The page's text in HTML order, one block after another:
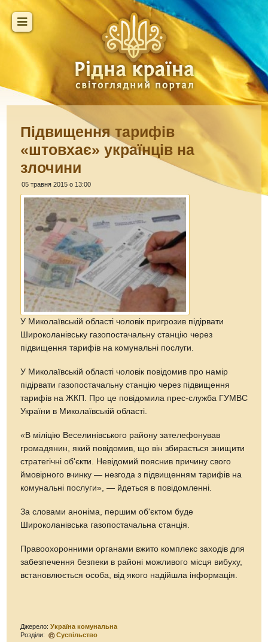
Підвищення тарифів
«штовхає» українців на
злочини
05 травня 2015 о 13:00
У Миколаївській області чоловік пригрозив підірвати
Широколанівську газопостачальну станцію через
підвищення тарифів на комунальні послуги.
У Миколаївській області чоловік повідомив про намір
підірвати газопостачальну станцію через підвищення
тарифів на ЖКП. Про це повідомила прес-служба ГУМВС
України в Миколаївській області.
«В міліцію Веселинівського району зателефонував
громадянин, який повідомив, що він збирається знищити
стратегічні об'єкти. Невідомий пояснив причину свого
ймовірного вчинку — незгода з підвищенням тарифів на
комунальні послуги», — йдеться в повідомленні.
За словами аноніма, першим об'єктом буде
Широколанівська газопостачальна станція.
Правоохоронними органами вжито комплекс заходів для
забезпечення безпеки в районі можливого місця вибуху,
встановлюється особа, від якого надійшла інформація.
Джерело:Україна комунальна
Розділи:
Суспільство